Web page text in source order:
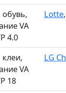
обувь,
VA
4.0
Lotte
VA
18
LG